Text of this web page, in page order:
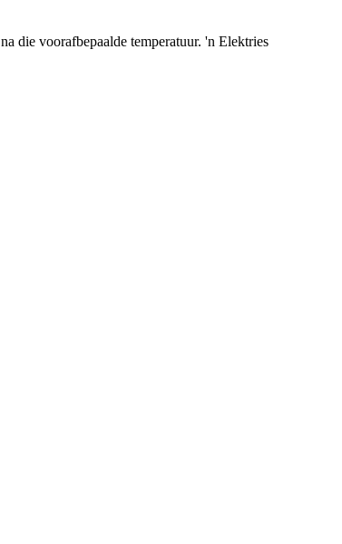
die voorafbepaalde temperatuur. 'n Elektries